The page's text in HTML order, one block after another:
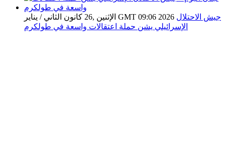
الإثنين ,26 كانون الثاني / يناير GMT 09:06 2026 جيش الاحتلال
الإسرائيلي يشن حملة اعتقالات واسعة في طولكرم